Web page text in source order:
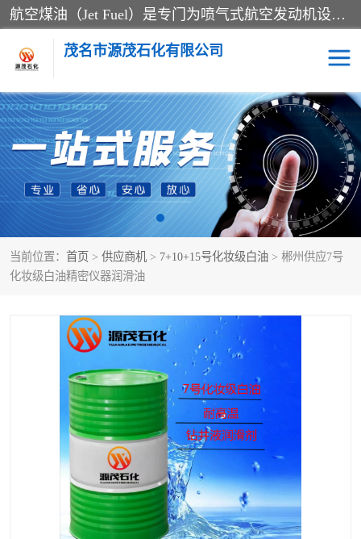
航空煤油（Jet Fuel）是专门为喷气式航空发动机设计的高纯度燃料，主要分为Jet A、Jet A-1和Jet B等类型。其特点是闪点高、低温流动性好，并添加了抗静电剂和抗氧化剂以确保飞行安全。航空煤油需
茂名市源茂石化有限公司
当前位置： 首页 > 供应商机 > 7+10+15号化妆级白油 > 郴州供应7号
化妆级白油精密仪器润滑油
RP3航空煤油 D20+D30溶剂油
D40+D60溶剂油 D80+D100溶剂油
6号+120号溶剂油 260号溶剂油
异构烷烃 天然乳胶
26+32号化妆级白油 46+68号化妆级白油
2731溶剂油